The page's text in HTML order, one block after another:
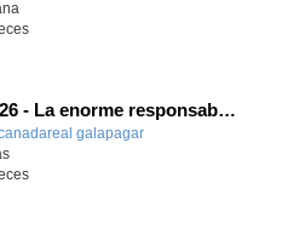
Podcast 25/26 - La enorme responsabilidad de ser juez
galapagar-